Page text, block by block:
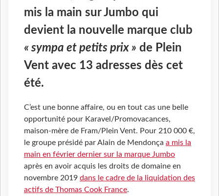
mis la main sur Jumbo qui
devient la nouvelle marque club
« sympa et petits prix » de Plein
Vent avec 13 adresses dès cet
été.
C’est une bonne affaire, ou en tout cas une belle
opportunité pour Karavel/Promovacances,
maison-mère de Fram/Plein Vent. Pour 210 000 €,
le groupe présidé par Alain de Mendonça a mis la
main en février dernier sur la marque Jumbo
après en avoir acquis les droits de domaine en
novembre 2019 dans le cadre de la liquidation des
actifs de Thomas Cook France.